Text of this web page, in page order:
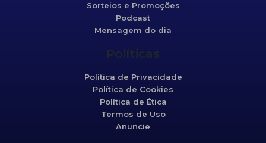
Sorteios e Promoções
Podcast
Mensagem do dia
Políticas
Política de Privacidade
Política de Cookies
Política de Ética
Termos de Uso
Anuncie